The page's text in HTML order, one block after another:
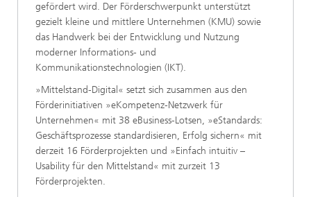
gefördert wird. Der Förderschwerpunkt unterstützt
gezielt kleine und mittlere Unternehmen (KMU) sowie
das Handwerk bei der Entwicklung und Nutzung
moderner Informations- und
Kommunikationstechnologien (IKT).
»Mittelstand-Digital« setzt sich zusammen aus den
Förderinitiativen »eKompetenz-Netzwerk für
Unternehmen« mit 38 eBusiness-Lotsen, »eStandards:
Geschäftsprozesse standardisieren, Erfolg sichern« mit
derzeit 16 Förderprojekten und »Einfach intuitiv –
Usability für den Mittelstand« mit zurzeit 13
Förderprojekten.